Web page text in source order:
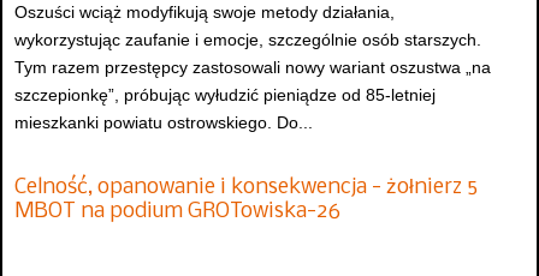
Oszuści wciąż modyfikują swoje metody działania,
wykorzystując zaufanie i emocje, szczególnie osób starszych.
Tym razem przestępcy zastosowali nowy wariant oszustwa „na
szczepionkę”, próbując wyłudzić pieniądze od 85-letniej
mieszkanki powiatu ostrowskiego. Do...
Celność, opanowanie i konsekwencja - żołnierz 5
MBOT na podium GROTowiska-26